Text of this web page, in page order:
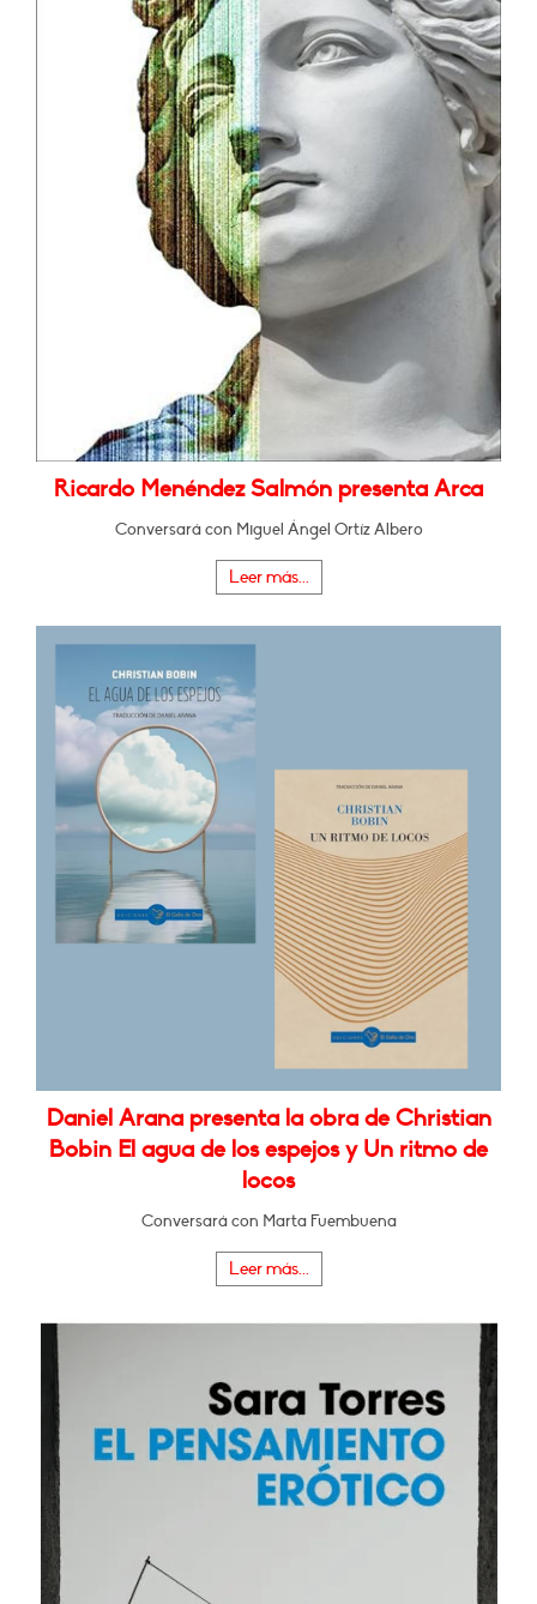
Ricardo Menéndez Salmón presenta Arca
Conversará con Miguel Ángel Ortíz Albero
Leer más...
Daniel Arana presenta la obra de Christian
Bobin El agua de los espejos y Un ritmo de
locos
Conversará con Marta Fuembuena
Leer más...